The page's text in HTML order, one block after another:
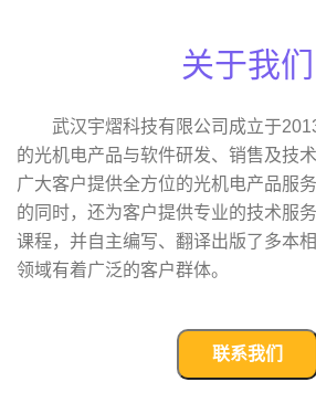
关于我们
武汉宇熠科技有限公司成立于
的光机电产品与软件研发、销售及技
广大客户提供全方位的光机电产品服
的同时，还为客户提供专业的技术服
课程，并自主编写、翻译出版了多本
领域有着广泛的客户群体。
联系我们